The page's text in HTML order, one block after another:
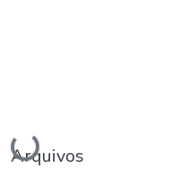
Carregando...
Arquivos